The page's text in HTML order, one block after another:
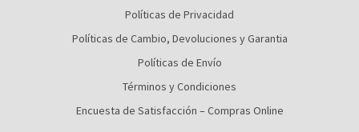
Políticas de Privacidad
Políticas de Cambio, Devoluciones y Garantia
Políticas de Envío
Términos y Condiciones
Encuesta de Satisfacción – Compras Online